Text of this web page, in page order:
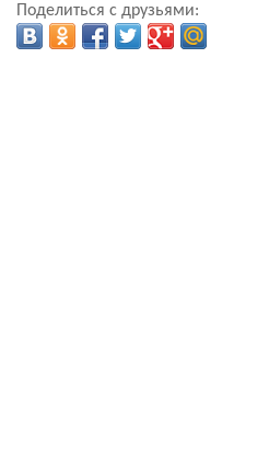
Поделиться с друзьями: